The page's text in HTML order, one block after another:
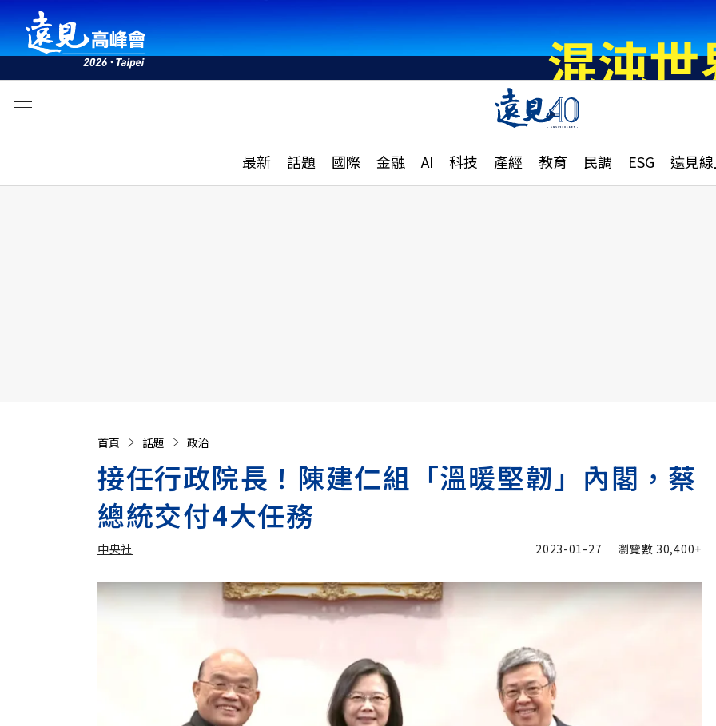
最新 話題 國際 金融 AI 科技 產經 教育 民調 ESG 遠見
活動
話題
國際
特輯
大學升學、職涯攻略
縣市施政調查全解析
首頁 話題 政治
接任行政院長！陳建仁組「溫暖堅韌」內閣，蔡
總統交付4大任務
中央社
中央社 加入追蹤
2023-01-27 瀏覽數 30,400+